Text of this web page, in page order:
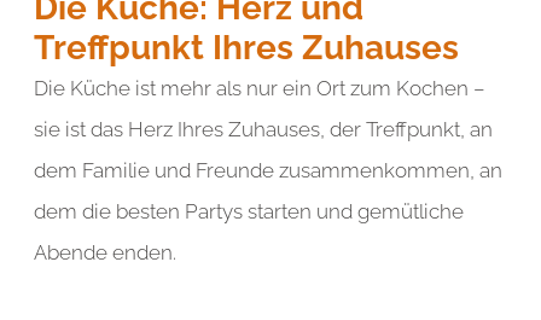
Treffpunkt Ihres Zuhauses
Die Küche ist mehr als nur ein Ort zum Kochen –
sie ist das Herz Ihres Zuhauses, der Treffpunkt, an
dem Familie und Freunde zusammenkommen, an
dem die besten Partys starten und gemütliche
Abende enden.
element you want
Add a link